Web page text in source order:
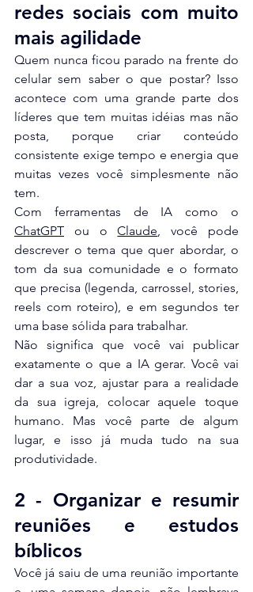
redes sociais com muito
mais agilidade
Quem nunca ficou parado na frente do
celular sem saber o que postar? Isso
acontece com uma grande parte dos
líderes que tem muitas idéias mas não
posta, porque criar conteúdo
consistente exige tempo e energia que
muitas vezes você simplesmente não
tem.
ChatGPT ou o Claude, você pode
descrever o tema que quer abordar, o
tom da sua comunidade e o formato
que precisa (legenda, carrossel, stories,
reels com roteiro), e em segundos ter
uma base sólida para trabalhar.
Não significa que você vai publicar
exatamente o que a IA gerar. Você vai
dar a sua voz, ajustar para a realidade
da sua igreja, colocar aquele toque
humano. Mas você parte de algum
lugar, e isso já muda tudo na sua
produtividade.
2 - Organizar e resumir
reuniões e estudos
bíblicos
Você já saiu de uma reunião importante